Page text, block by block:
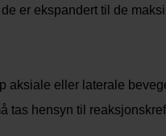
er ekspandert til de
aksiale eller laterale
tas hensyn til